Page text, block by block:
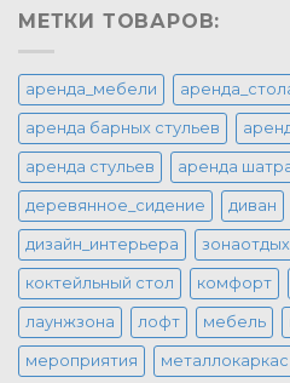
МЕТКИ ТОВАРОВ:
аренда_мебели
аренда барных стульев
аренда стульев аренда
деревянное_сидение диван
дизайн_интерьера
коктейльный стол комфорт
лаунжзона лофт мебель
мероприятия металлокаркас